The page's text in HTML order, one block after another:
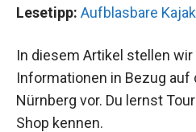
Lesetipp: Aufblasbare
In diesem Artikel stellen
Informationen in Bezug auf
Nürnberg vor. Du lernst
Shop kennen.